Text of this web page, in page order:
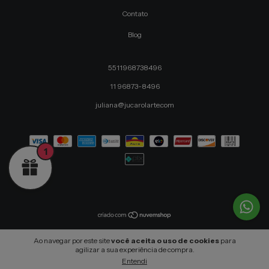
Ao navegar por este sitevocê aceita o uso de cookiespara
agilizar a sua experiência de compra.
Entendi
Contato
Blog
5511968738496
11 96873-8496
juliana@jucarolarte.com
1